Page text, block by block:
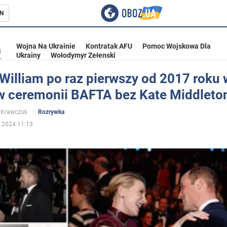
Ukrainie
Wojna Na Ukrainie Kontratak AFU
Pomoc Wojskowa Dla
Ukrainy
Wołodymyr Zełenski
po raz pierwszy od 2017 roku
ceremonii BAFTA bez Kate
Rozrywka
11:13